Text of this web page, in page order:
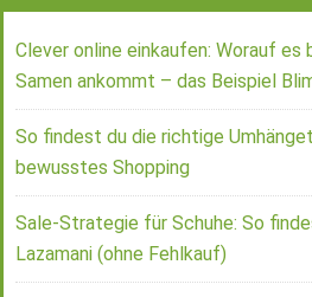
Clever online einkaufen: Worauf es
Samen ankommt – das Beispiel
So findest du die richtige
bewusstes Shopping
Sale-Strategie für Schuhe: So
Lazamani (ohne Fehlkauf)